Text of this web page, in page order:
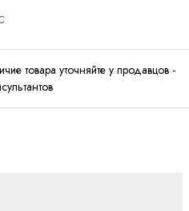
товара уточняйте у продавцов -